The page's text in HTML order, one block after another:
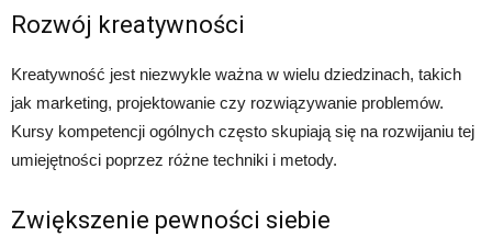
Rozwój kreatywności
Kreatywność jest niezwykle ważna w wielu dziedzinach, takich
jak marketing, projektowanie czy rozwiązywanie problemów.
Kursy kompetencji ogólnych często skupiają się na rozwijaniu tej
umiejętności poprzez różne techniki i metody.
Zwiększenie pewności siebie